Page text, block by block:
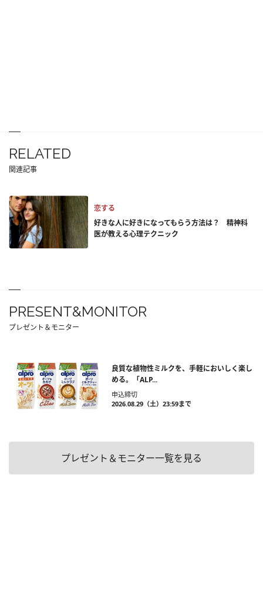
RELATED
関連記事
恋する
好きな人に好きになってもらう方法は？ 精神科
医が教える心理テクニック
PRESENT&MONITOR
プレゼント＆モニター
良質な植物性ミルクを、手軽においしく楽し
める。「ALP...
申込締切
2026.08.29（土）23:59まで
プレゼント＆モニター一覧を見る